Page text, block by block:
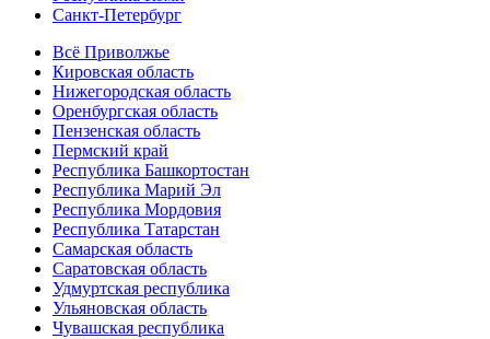
Санкт-Петербург
Всё Приволжье
Кировская область
Нижегородская область
Оренбургская область
Пензенская область
Пермский край
Республика Башкортостан
Республика Марий Эл
Республика Мордовия
Республика Татарстан
Самарская область
Саратовская область
Удмуртская республика
Ульяновская область
Чувашская республика